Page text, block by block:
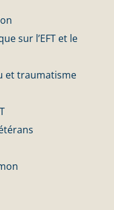
sur l’EFT et le
et traumatisme